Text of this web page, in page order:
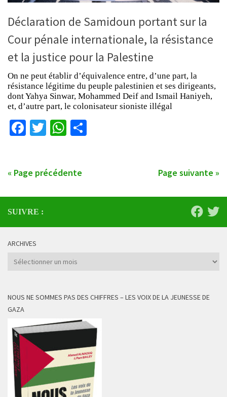
Déclaration de Samidoun portant sur la
Cour pénale internationale, la résistance
et la justice pour la Palestine
On ne peut établir d’équivalence entre, d’une part, la
résistance légitime du peuple palestinien et ses dirigeants,
dont Yahya Sinwar, Mohammed Deif and Ismail Haniyeh,
et, d’autre part, le colonisateur sioniste illégal
Facebook
TwitterWhatsApp
« Page précédente Page suivante »
SUIVRE :
ARCHIVES
Archives
NOUS NE SOMMES PAS DES CHIFFRES – LES VOIX DE LA JEUNESSE DE
GAZA